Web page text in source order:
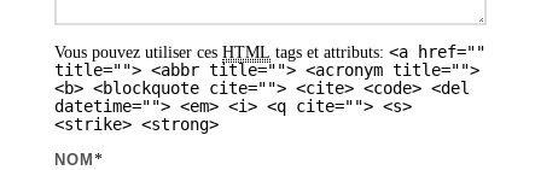
Vous pouvez utiliser ces HTML tags et attributs: <a href=""
title=""> <abbr title=""> <acronym title="">
<b> <blockquote cite=""> <cite> <code> <del
datetime=""> <em> <i> <q cite=""> <s>
<strike> <strong>
NOM *